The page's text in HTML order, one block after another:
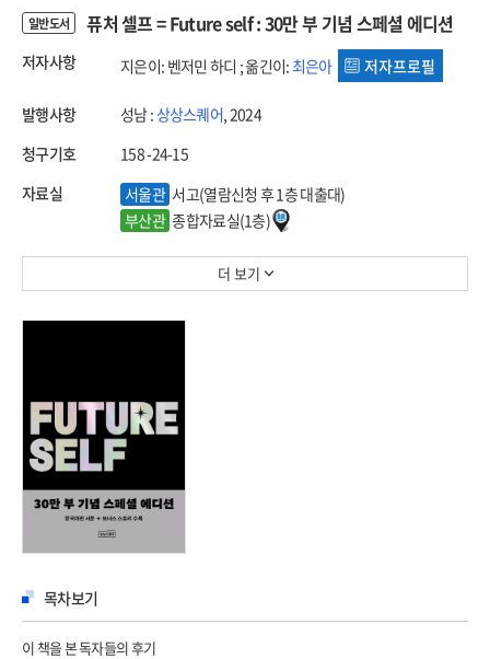
일반도서 퓨처 셀프 = Future self : 30만 부 기념 스페셜 에디션
저자사항 지은이: 벤저민 하디 ; 옮긴이:최은아 저자프로필
발행사항 성남 : 상상스퀘어, 2024
청구기호
158 -24-15
자료실
서울관 서고(열람신청 후 1층 대출대)
부산관 종합자료실(1층)
더 보기
목차보기
이 책을 본 독자들의 후기